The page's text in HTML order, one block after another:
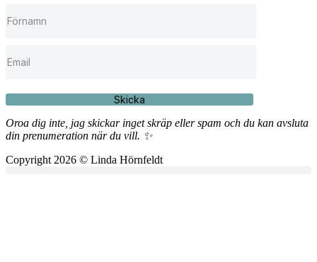
Skicka
Oroa dig inte, jag skickar inget skräp eller spam och du kan avsluta
din prenumeration när du vill. ✨
Copyright 2026 © Linda Hörnfeldt